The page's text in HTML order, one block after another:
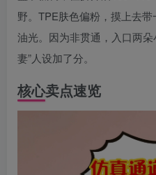
野。TPE肤色偏粉，摸上去
油光。因为非贯通，入口两
妻”人设加了分。
核心卖点速览